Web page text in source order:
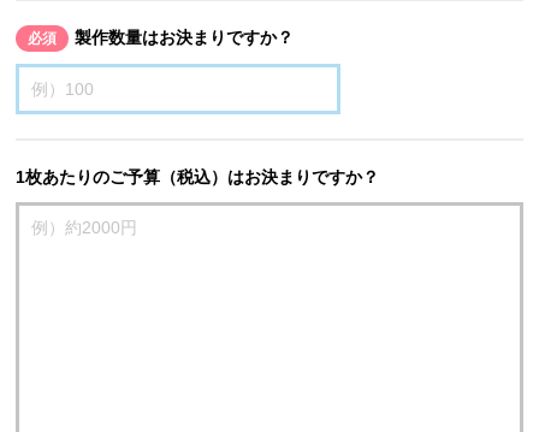
必須 製作数量はお決まりですか？
1枚あたりのご予算（税込）はお決まりですか？